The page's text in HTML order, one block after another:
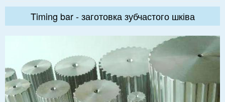
Timing bar - заготовка зубчастого шківа